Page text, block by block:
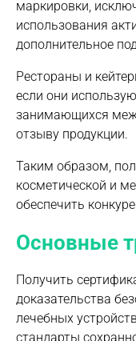
маркировки,
использования
дополнительное
Рестораны и
если они
занимающихся
отзыву продукции.
Таким образом,
косметической и
обеспечить
Основные
Получить
доказательства
лечебных
стандарты